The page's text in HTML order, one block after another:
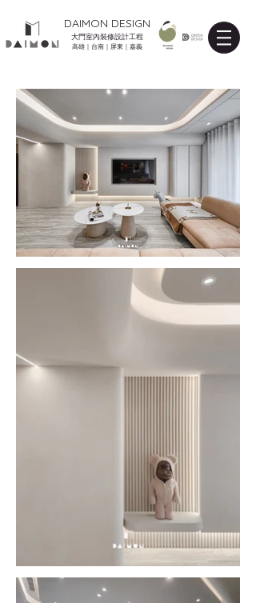
DAIMON DESIGN
大門室內裝修設計工程
高雄｜台南｜屏東｜嘉義